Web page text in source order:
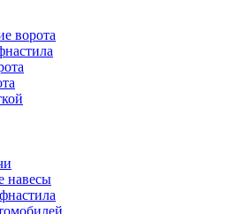
ворота
навесы